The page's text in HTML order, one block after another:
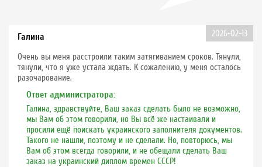
Галина 2026-02-13
Очень вы меня расстроили таким затягиванием сроков. Тянули,
тянули, что я уже устала ждать. К сожалению, у меня осталось
разочарование.
Ответ администратора:
Галина, здравствуйте, Ваш заказ сделать было не возможно,
мы Вам об этом говорили, но Вы всё же настаивали и
просили ещё поискать украинского заполнителя документов.
Такого не нашли, поэтому и не сделали. Но, повторюсь, мы
Вам об этом всегда говорили, и не обещали сделать Ваш
заказ на украинский диплом времен СССР!